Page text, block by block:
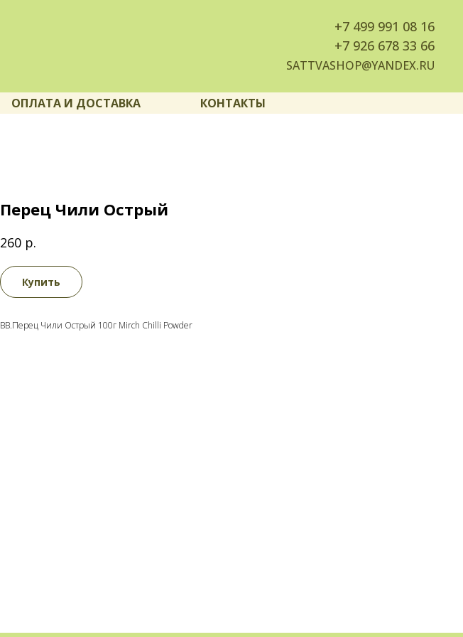
+7 499 991 08 16
+7 926 678 33 66
SATTVASHOP@YANDEX.RU
ОПЛАТА И ДОСТАВКА КОНТАКТЫ
Перец Чили Острый
260 р.
Купить
BB.Перец Чили Острый 100г Mirch Chilli Powder